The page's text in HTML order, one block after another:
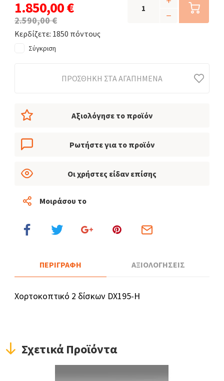
Αξιολόγησε το προϊόν
Ρωτήστε για το προϊόν
Οι χρήστες είδαν επίσης
Μοιράσου το
1.850,00 €
2.590,00 €
Κερδίζετε: 1850 πόντους
Σύγκριση
ΠΡΟΣΘΉΚΗ ΣΤΑ ΑΓΑΠΗΜΈΝΑ
ΠΕΡΙΓΡΑΦΗ ΑΞΙΟΛΟΓΗΣΕΙΣ
Χορτοκοπτικό 2 δίσκων DX195-H
Σχετικά Προϊόντα